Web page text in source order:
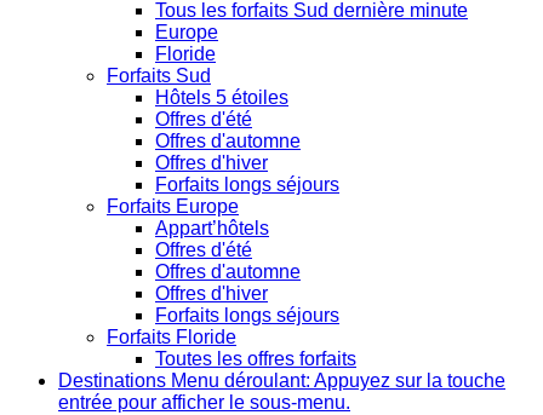
Tous les forfaits Sud dernière minute
Europe
Floride
Forfaits Sud
Hôtels 5 étoiles
Offres d'été
Offres d'automne
Offres d'hiver
Forfaits longs séjours
Forfaits Europe
Appart’hôtels
Offres d'été
Offres d'automne
Offres d'hiver
Forfaits longs séjours
Forfaits Floride
Toutes les offres forfaits
Destinations Menu déroulant: Appuyez sur la touche
entrée pour afficher le sous-menu.